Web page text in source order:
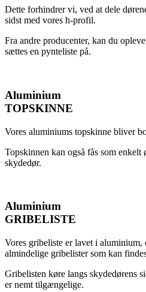
Dette forhindrer vi, ved at dele
sidst med vores h-profil.
Fra andre producenter, kan du
sættes en pynteliste på.
Aluminium
TOPSKINNE
Vores aluminiums topskinne bliver
Topskinnen kan også fås som enkelt
skydedør.
Aluminium
GRIBELISTE
Vores gribeliste er lavet i aluminium,
almindelige gribelister som kan
Gribelisten køre langs skydedørens
er nemt tilgængelige.